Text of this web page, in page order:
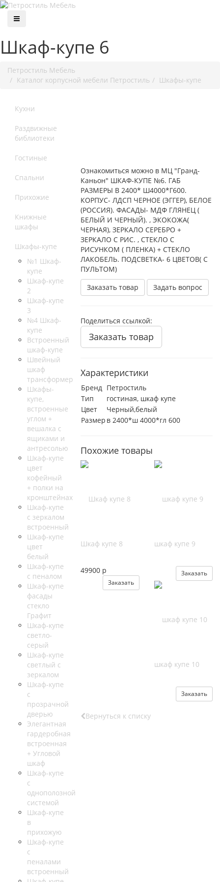
Шкаф-купе 6
Петростиль Мебель
Каталог корпусной мебели Петростиль
Шкафы-купе
Кухни
Раздвижные
библиотеки
Гостиные
Спальни
Прихожие
Книжные
шкафы
Шкафы-купе
№1 Шкаф-
купе
Шкаф-купе
2
Шкаф-купе
3
№4 Шкаф-
купе
Встроенный
шкаф-купе
Швейный
шкаф
трансформер
Шкафы-
купе,
встроенные
углом +
вешалка с
ящиками и
антресолью
Шкаф-купе
цвет
кофейный
+ полки на
кронштейнах
Шкаф-купе
с зеркалом
встроенный
Шкаф-купе
цвет
белый
Шкаф-купе
с пеналом
Шкаф-купе
фасады
стекло
Графит
Шкаф-купе
светло-
серый
Шкаф-купе
светлый с
зеркалом
Шкаф-купе
с
прозрачной
дверью
Элегантная
гардеробная
встроенная
+ Угловой
шкаф
Шкаф-купе
с
однополозной
системой
Шкаф-купе
в
прихожую
Шкаф-купе
с
пеналами
встроенный
Ознакомиться можно в МЦ "Гранд-
Каньон" ШКАФ-КУПЕ №6. ГАБ
РАЗМЕРЫ В 2400* Ш4000*Г600.
КОРПУС- ЛДСП ЧЕРНОЕ (ЭГГЕР), БЕЛОЕ
(РОССИЯ). ФАСАДЫ- МДФ ГЛЯНЕЦ (
БЕЛЫЙ И ЧЕРНЫЙ). , ЭКОКОЖА(
ЧЕРНАЯ), ЗЕРКАЛО СЕРЕБРО +
ЗЕРКАЛО С РИС. , СТЕКЛО С
РИСУНКОМ ( ПЛЕНКА) + СТЕКЛО
ЛАКОБЕЛЬ. ПОДСВЕТКА- 6 ЦВЕТОВ( С
ПУЛЬТОМ)
Заказать товар
Задать вопрос
Поделиться ссылкой:
Заказать товар
Характеристики
Бренд Петростиль
Тип
гостиная, шкаф купе
Цвет
Черный,белый
Размер в 2400*ш 4000*гл 600
Похожие товары
Шкаф купе 8
49900 р
Заказать
шкаф купе 9
Заказать
шкаф купе 10
Заказать
Вернуться к списку